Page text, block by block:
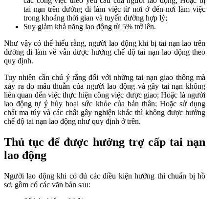
tai nạn trên đường đi làm việc từ nơi ở đến nơi làm việc
trong khoảng thời gian và tuyến đường hợp lý;
Suy giảm khả năng lao động từ 5% trở lên.
Như vậy có thể hiểu rằng, người lao động khi bị tai nạn lao trên
đường đi làm về vẫn được hưởng chế độ tai nạn lao động theo
quy định.
Tuy nhiên cần chú ý rằng đối với những tai nạn giao thông mà
xảy ra do mâu thuẫn của người lao động và gây tai nạn không
liên quan đến việc thực hiện công việc được giao; Hoặc là người
lao động tự ý hủy hoại sức khỏe của bản thân; Hoặc sử dụng
chất ma túy và các chất gây nghiện khác thì không được hưởng
chế độ tai nạn lao động như quy định ở trên.
Thủ tục để được hưởng trợ cấp tai nạn
lao động
Người lao động khi có đủ các điều kiện hưởng thì chuẩn bị hồ
sơ, gồm có các văn bản sau: